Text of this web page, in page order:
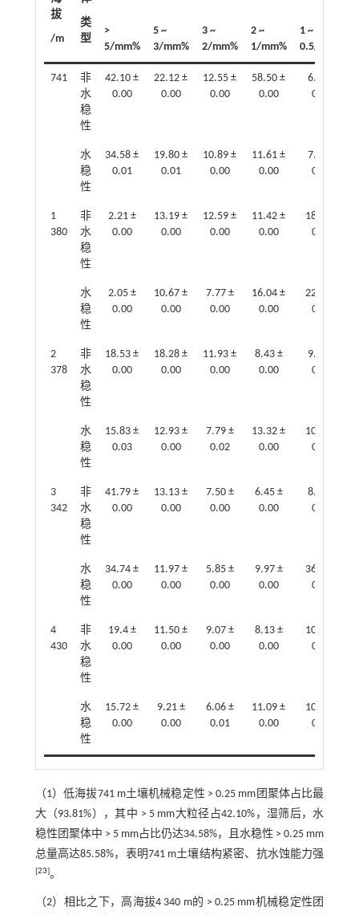
拔
/m
类
型
>
5/mm%
5 ~
3/mm%
3 ~
2/mm%
2 ~
1/mm%
1 ~
0.5/mm%
741
非
水
稳
性
42.10 ±
0.00
22.12 ±
0.00
12.55 ±
0.00
58.50 ±
0.00
6.19 ±
0.00
水
稳
性
34.58 ±
0.01
19.80 ±
0.01
10.89 ±
0.00
11.61 ±
0.00
7.39 ±
0.00
1
380
非
水
稳
性
2.21 ±
0.00
13.19 ±
0.00
12.59 ±
0.00
11.42 ±
0.00
18.02 ±
0.00
水
稳
性
2.05 ±
0.00
10.67 ±
0.00
7.77 ±
0.00
16.04 ±
0.00
22.51 ±
0.00
2
378
非
水
稳
性
18.53 ±
0.00
18.28 ±
0.00
11.93 ±
0.00
8.43 ±
0.00
9.87 ±
0.00
水
稳
性
15.83 ±
0.03
12.93 ±
0.00
7.79 ±
0.02
13.32 ±
0.00
10.57 ±
0.00
3
342
非
水
稳
性
41.79 ±
0.00
13.13 ±
0.00
7.50 ±
0.00
6.45 ±
0.00
8.00 ±
0.00
水
稳
性
34.74 ±
0.00
11.97 ±
0.00
5.85 ±
0.00
9.97 ±
0.00
36.59 ±
0.29
4
430
非
水
稳
性
19.4 ±
0.00
11.50 ±
0.00
9.07 ±
0.00
8.13 ±
0.00
10.43 ±
0.00
水
稳
性
15.72 ±
0.00
9.21 ±
0.00
6.06 ±
0.01
11.09 ±
0.00
10.59 ±
0.00
（1）低海拔741 m土壤机械稳定性 > 0.25 mm团聚体占比最
大（93.81%），其中 > 5 mm大粒径占42.10%，湿筛后，水
稳性团聚体中 > 5 mm占比仍达34.58%，且水稳性 > 0.25 mm
总量高达85.58%，表明741 m土壤结构紧密、抗水蚀能力强
[23]。
（2）相比之下，高海拔4 340 m的 > 0.25 mm机械稳定性团